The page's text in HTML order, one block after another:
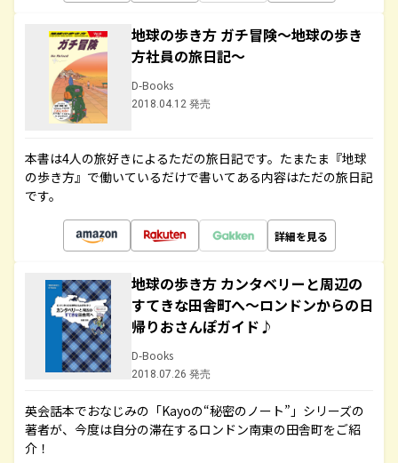
地球の歩き方 ガチ冒険～地球の歩き
方社員の旅日記～
D-Books
2018.04.12 発売
本書は4人の旅好きによるただの旅日記です。たまたま『地球
の歩き方』で働いているだけで書いてある内容はただの旅日記
です。
詳細を見る
地球の歩き方 カンタベリーと周辺の
すてきな田舎町へ～ロンドンからの日
帰りおさんぽガイド♪
D-Books
2018.07.26 発売
英会話本でおなじみの「Kayoの“秘密のノート”」シリーズの
著者が、今度は自分の滞在するロンドン南東の田舎町をご紹
介！